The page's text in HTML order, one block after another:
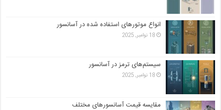
انواع موتورهای استفاده شده در آسانسور
18 نوامبر, 2025
سیستم‌های ترمز در آسانسور
18 نوامبر, 2025
مقایسه قیمت آسانسورهای مختلف